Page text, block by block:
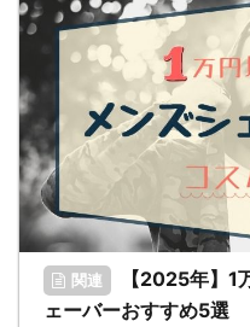
関連
【2025年】1
ェーバーおすすめ5選